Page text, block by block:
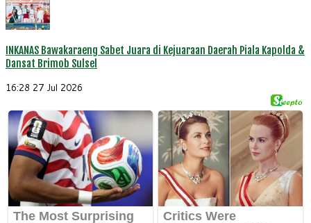
INKANAS Bawakaraeng Sabet Juara di Kejuaraan Daerah Piala Kapolda &
Dansat Brimob Sulsel
16:28 27 Jul 2026